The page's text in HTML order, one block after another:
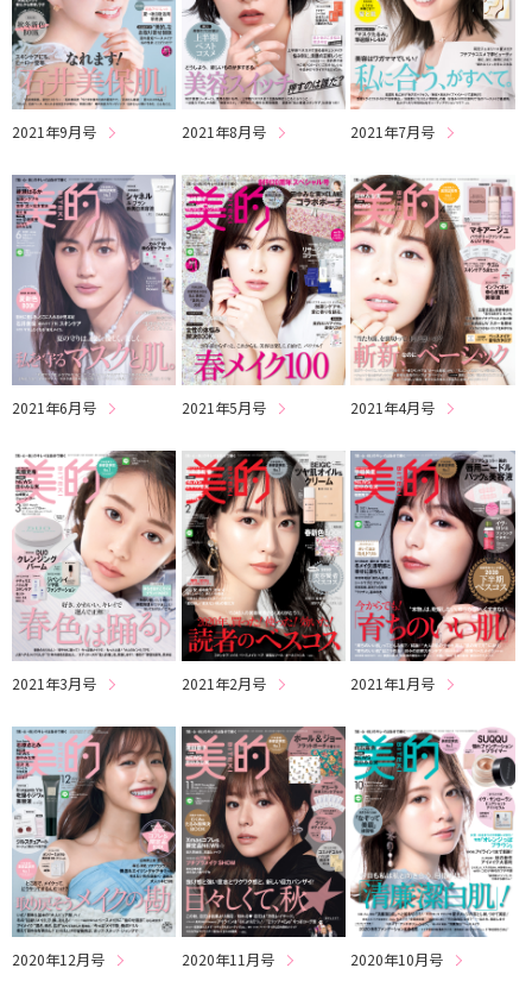
2021年9月号 2021年8月号 2021年7月号
2021年6月号 2021年5月号 2021年4月号
2021年3月号 2021年2月号 2021年1月号
2020年12月号 2020年11月号 2020年10月号